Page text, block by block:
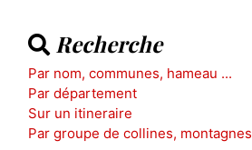
Recherche
Par nom, communes, hameau ...
Par département
Sur un itineraire
Par groupe de collines, montagnes